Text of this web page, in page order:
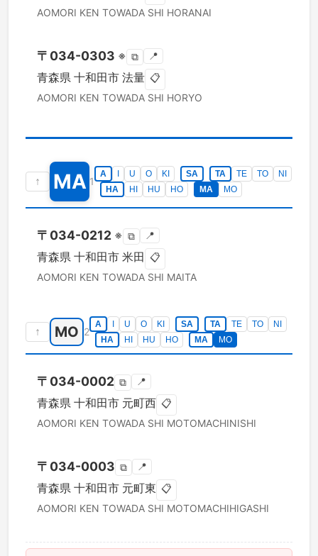
AOMORI KEN TOWADA SHI HORANAI
〒 034-0303 ※ ⧉ 📍
青森県 十和田市 法量 📋
AOMORI KEN TOWADA SHI HORYO
↑ MA 1
A U O KI SA TA TE TO
NI
HA
HI HU HO MA MO
〒 034-0212 ※ ⧉ 📍
青森県 十和田市 米田 📋
AOMORI KEN TOWADA SHI MAITA
↑ MO 2
A U O KI SA TA TE TO
NI
HA
HI HU HO MA MO
〒 034-0002 ⧉ 📍
青森県 十和田市 元町西 📋
AOMORI KEN TOWADA SHI MOTOMACHINISHI
〒 034-0003 ⧉ 📍
青森県 十和田市 元町東 📋
AOMORI KEN TOWADA SHI MOTOMACHIHIGASHI